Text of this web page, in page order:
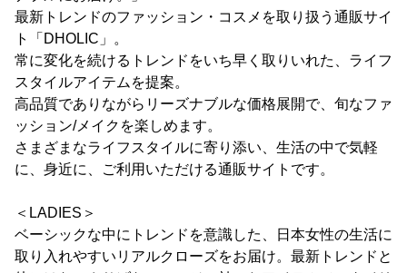
最新トレンドのファッション・コスメを取り扱う通販サイ
ト「DHOLIC」。
常に変化を続けるトレンドをいち早く取りいれた、ライフ
スタイルアイテムを提案。
高品質でありながらリーズナブルな価格展開で、旬なファ
ッション/メイクを楽しめます。
さまざまなライフスタイルに寄り添い、生活の中で気軽
に、身近に、ご利用いただける通販サイトです。
＜LADIES＞
ベーシックな中にトレンドを意識した、日本女性の生活に
取り入れやすいリアルクローズをお届け。最新トレンドと